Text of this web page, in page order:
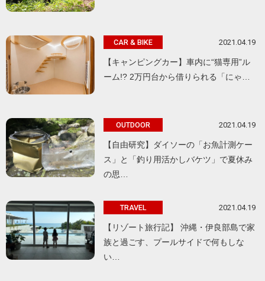
CAR & BIKE 2021.04.19
【キャンピングカー】車内に“猫専用”ル
ーム!? 2万円台から借りられる「にゃ…
OUTDOOR 2021.04.19
【自由研究】ダイソーの「お魚計測ケー
ス」と「釣り用活かしバケツ」で夏休み
の思…
TRAVEL 2021.04.19
【リゾート旅行記】 沖縄・伊良部島で家
族と過ごす、プールサイドで何もしな
い…